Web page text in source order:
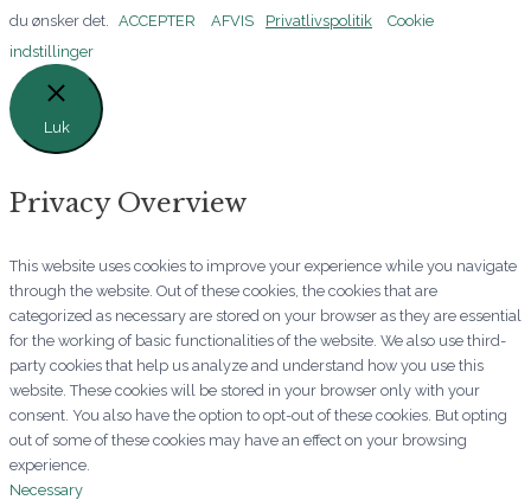
du ønsker det.
ACCEPTER AFVIS Privatlivspolitik
Cookie
indstillinger
Luk
Privacy Overview
This website uses cookies to improve your experience while you navigate
through the website. Out of these cookies, the cookies that are
categorized as necessary are stored on your browser as they are essential
for the working of basic functionalities of the website. We also use third-
party cookies that help us analyze and understand how you use this
website. These cookies will be stored in your browser only with your
consent. You also have the option to opt-out of these cookies. But opting
out of some of these cookies may have an effect on your browsing
experience.
Necessary